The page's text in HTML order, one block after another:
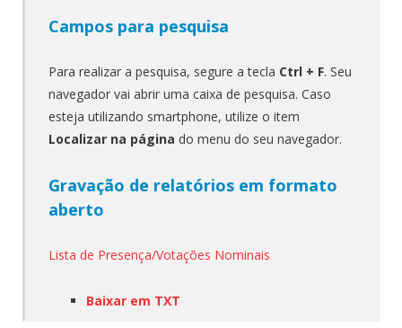
Campos para pesquisa
Para realizar a pesquisa, segure a tecla Ctrl + F. Seu
navegador vai abrir uma caixa de pesquisa. Caso
esteja utilizando smartphone, utilize o item
Localizar na página do menu do seu navegador.
Gravação de relatórios em formato
aberto
Lista de Presença/Votações Nominais
Baixar em TXT